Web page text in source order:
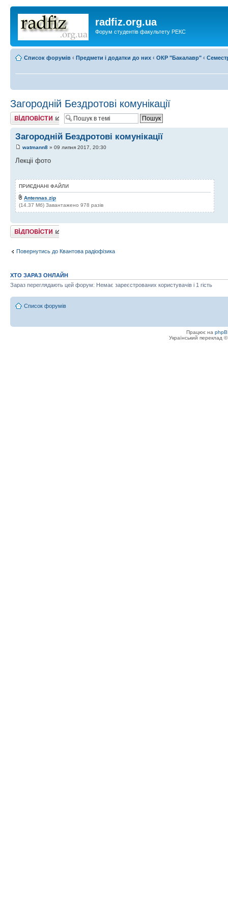
radfiz.org.ua
Форум студентів факультету РЕКС
Список форумів ‹ Предмети і додатки до них ‹ ОКР "Бакалавр" ‹
Загородній Бездротові комунікації
Відповісти
Загородній Бездротові комунікації
watmann8 » 09 липня 2017, 20:30
Лекціі фото
ПРИЄДНАНІ ФАЙЛИ
Antennas.zip
(14.37 Мб) Завантажено 978 разів
Відповісти
Повернутись до Квантова радіофізика
ХТО ЗАРАЗ ОНЛАЙН
Зараз переглядають цей форум: Немає зареєстрованих користувачів і 1 гість
Список форумів
Працює на
Український переклад